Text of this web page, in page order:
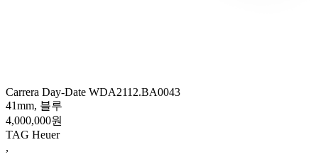
Carrera Day-Date WDA2112.BA0043
41mm, 블루
4,000,000원
TAG Heuer
,